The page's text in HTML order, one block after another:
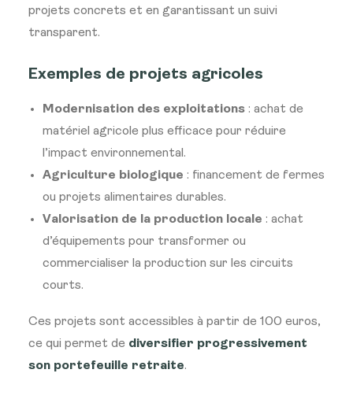
projets concrets et en garantissant un suivi
transparent.
Exemples de projets agricoles
Modernisation des exploitations : achat de
matériel agricole plus efficace pour réduire
l’impact environnemental.
Agriculture biologique : financement de fermes
ou projets alimentaires durables.
Valorisation de la production locale : achat
d’équipements pour transformer ou
commercialiser la production sur les circuits
courts.
Ces projets sont accessibles à partir de 100 euros,
ce qui permet de diversifier progressivement
son portefeuille retraite.